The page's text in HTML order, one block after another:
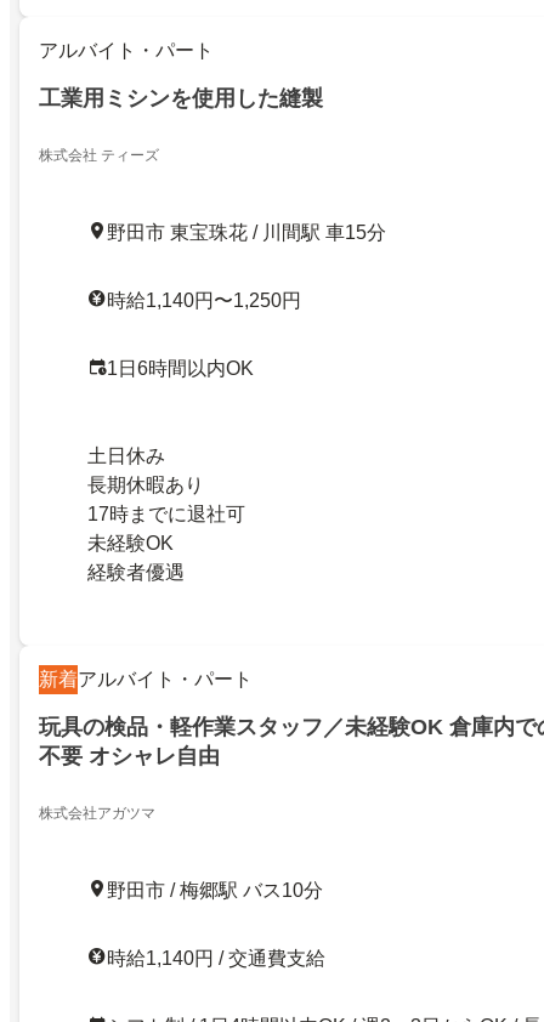
アルバイト・パート
工業用ミシンを使用した縫製
株式会社 ティーズ
野田市 東宝珠花 / 川間駅 車15分
時給1,140円〜1,250円
1日6時間以内OK
土日休み
長期休暇あり
17時までに退社可
未経験OK
経験者優遇
新着アルバイト・パート
玩具の検品・軽作業スタッフ／未経験OK 倉庫内
不要 オシャレ自由
株式会社アガツマ
野田市 / 梅郷駅 バス10分
時給1,140円 / 交通費支給